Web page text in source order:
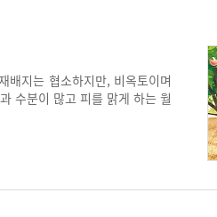
배지는 협소하지만, 비옥토이며
수분이 많고 피를 맑게 하는 월
이 많다. 1990년대 복숭아품종
들이 더 안전하고 맛 좋은 복숭